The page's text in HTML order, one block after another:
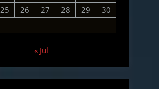
25 26 27 28 29
30
« Jul